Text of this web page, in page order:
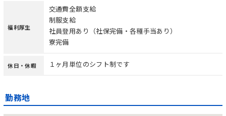
福利厚生
交通費全額支給
制服支給
社員登用あり（社保完備・各種手当あり）
寮完備
休日・休暇 １ヶ月単位のシフト制です
勤務地